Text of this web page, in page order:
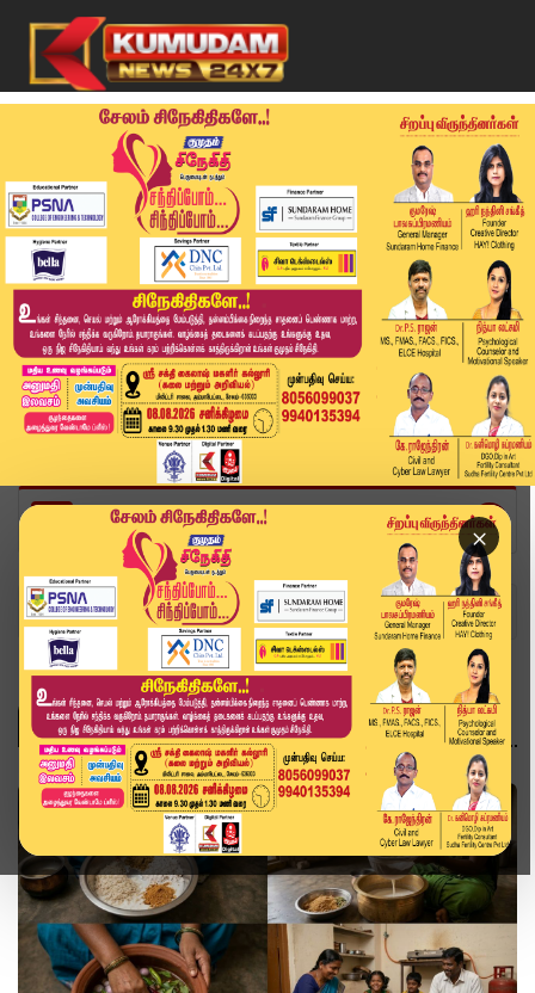
×
Home Topics
லைஃப்ஸ்டைல்